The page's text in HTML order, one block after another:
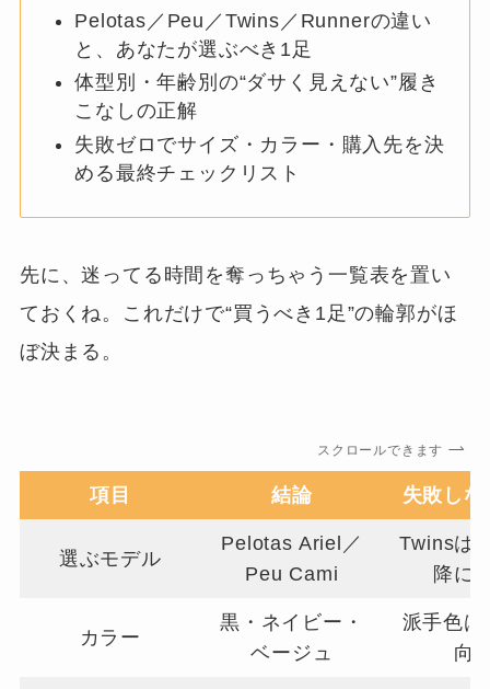
Pelotas／Peu／Twins／Runnerの違い
と、あなたが選ぶべき1足
体型別・年齢別の“ダサく見えない”履き
こなしの正解
失敗ゼロでサイズ・カラー・購入先を決
める最終チェックリスト
先に、迷ってる時間を奪っちゃう一覧表を置い
ておくね。これだけで“買うべき1足”の輪郭がほ
ぼ決まる。
スクロールできます
項目 結論 失敗しな
選ぶモデル
Pelotas Ariel／
Peu Cami
Twinsは
降に
カラー
黒・ネイビー・
ベージュ
派手色は
向